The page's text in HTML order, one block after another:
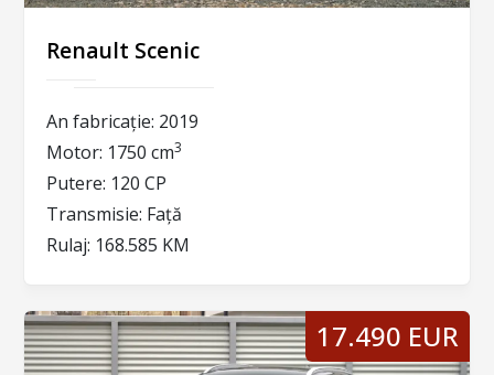
Renault Scenic
An fabricație: 2019
Motor: 1750 cm3
Putere: 120 CP
Transmisie: Față
Rulaj: 168.585 KM
17.490 EUR